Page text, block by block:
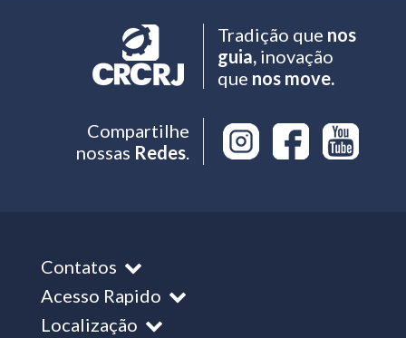
Tradição que nos
guia,inovação
que nos move.
Compartilhe
nossas Redes.
Contatos
Acesso Rapido
Localização